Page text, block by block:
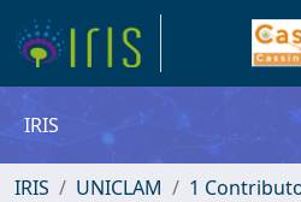
IRIS
IRIS UNICLAM
1